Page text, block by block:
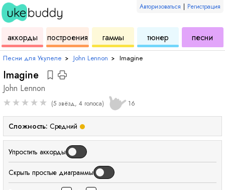
Авторизоваться | Регистрация
аккорды
для
укулеле
инструмент
для
построения
аккордов
гаммы
для
укулелетюнер
для
укулелепесни
Песни для Укулеле › John Lennon › Imagine
Imagine
John Lennon
★★★★★ (5 звёзд, 4 голоса) 16
Сложность: Средний
Упростить аккорды
Скрыть простые диаграммы